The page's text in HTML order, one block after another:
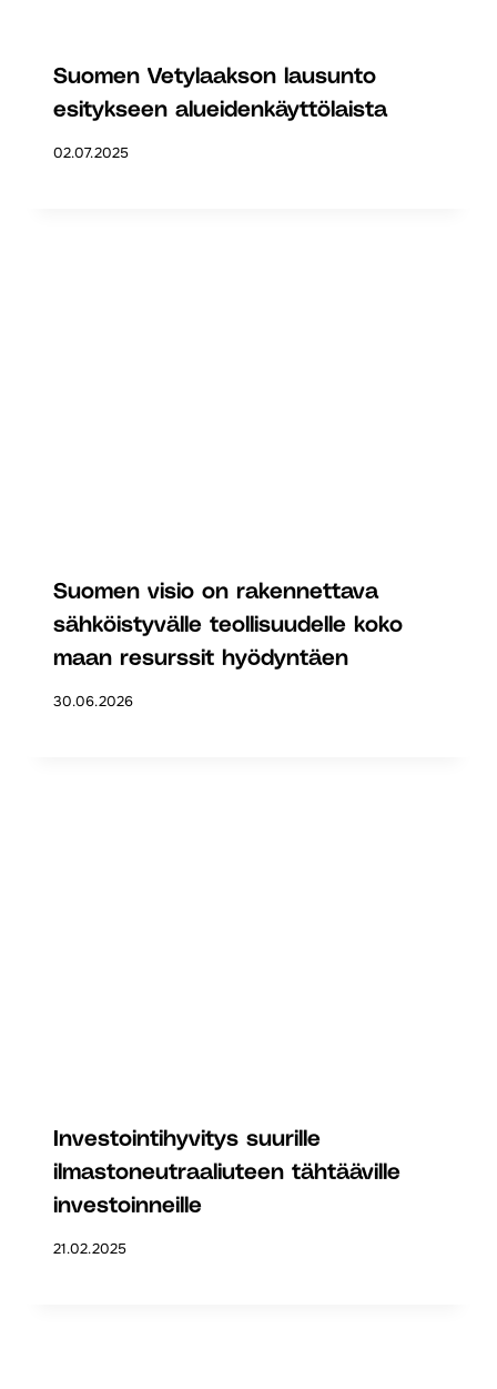
Suomen Vetylaakson lausunto
esitykseen alueidenkäyttölaista
02.07.2025
Suomen visio on rakennettava
sähköistyvälle teollisuudelle koko
maan resurssit hyödyntäen
30.06.2026
Investointihyvitys suurille
ilmastoneutraaliuteen tähtääville
investoinneille
21.02.2025